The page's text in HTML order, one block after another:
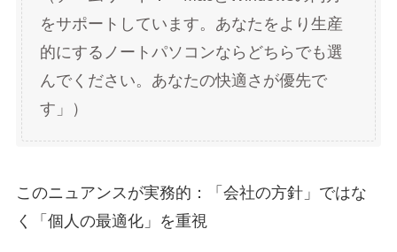
をサポートしています。あなたをより生産
的にするノートパソコンならどちらでも選
んでください。あなたの快適さが優先で
す」）
このニュアンスが実務的：「会社の方針」ではな
く「個人の最適化」を重視